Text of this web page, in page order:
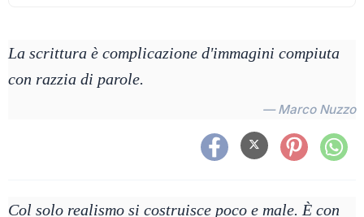
La scrittura è complicazione d'immagini compiuta
con razzia di parole.
— Marco Nuzzo
Col solo realismo si costruisce poco e male. È con